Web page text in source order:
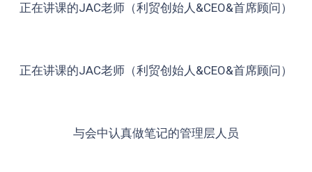
正在讲课的JAC老师（利贸创始人&CEO&首席顾问）
正在讲课的JAC老师（利贸创始人&CEO&首席顾问）
与会中认真做笔记的管理层人员